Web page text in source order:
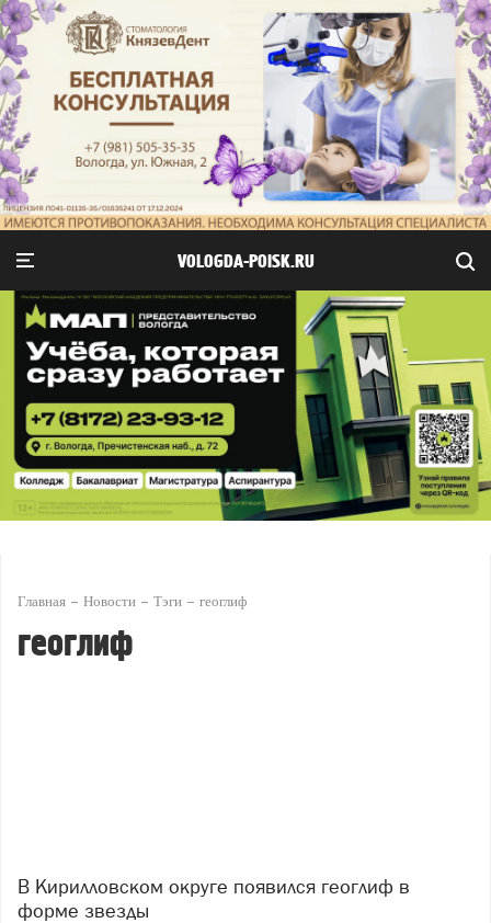
VOLOGDA-POISK.RU
Главная Новости Тэги геоглиф
геоглиф
В Кирилловском округе появился геоглиф в
форме звезды